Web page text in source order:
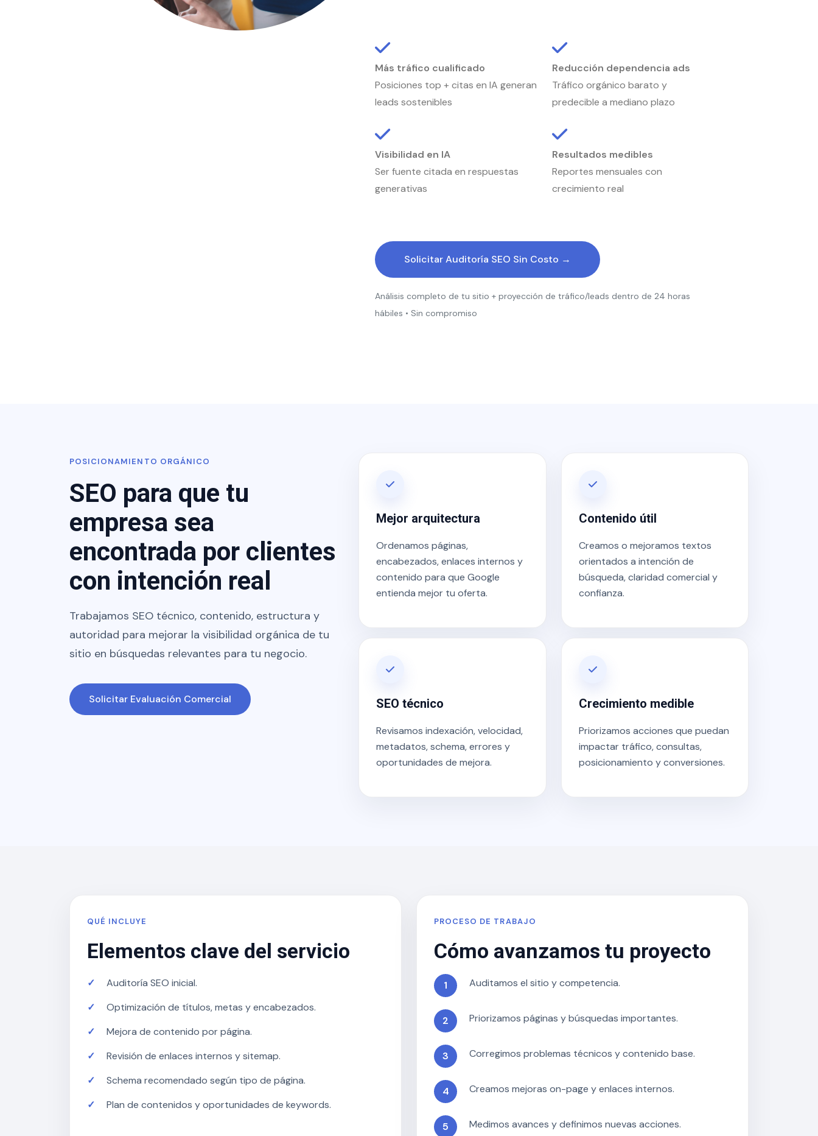
Más tráfico cualificado
Posiciones top + citas en IA generan
leads sostenibles
Reducción dependencia ads
Tráfico orgánico barato y
predecible a mediano plazo
Visibilidad en IA
Ser fuente citada en respuestas
generativas
Resultados medibles
Reportes mensuales con
crecimiento real
Solicitar Auditoría SEO Sin Costo →
Análisis completo de tu sitio + proyección de tráfico/leads dentro de 24 horas
hábiles • Sin compromiso
POSICIONAMIENTO ORGÁNICO
SEO para que tu
empresa sea
encontrada por clientes
con intención real
Trabajamos SEO técnico, contenido, estructura y
autoridad para mejorar la visibilidad orgánica de tu
sitio en búsquedas relevantes para tu negocio.
Solicitar Evaluación Comercial
Mejor arquitectura
Ordenamos páginas,
encabezados, enlaces internos y
contenido para que Google
entienda mejor tu oferta.
Contenido útil
Creamos o mejoramos textos
orientados a intención de
búsqueda, claridad comercial y
confianza.
SEO técnico
Revisamos indexación, velocidad,
metadatos, schema, errores y
oportunidades de mejora.
Crecimiento medible
Priorizamos acciones que puedan
impactar tráfico, consultas,
posicionamiento y conversiones.
QUÉ INCLUYE
Elementos clave del servicio
Auditoría SEO inicial.
Optimización de títulos, metas y encabezados.
Mejora de contenido por página.
Revisión de enlaces internos y sitemap.
Schema recomendado según tipo de página.
Plan de contenidos y oportunidades de keywords.
PROCESO DE TRABAJO
Cómo avanzamos tu proyecto
Auditamos el sitio y competencia.
Priorizamos páginas y búsquedas importantes.
Corregimos problemas técnicos y contenido base.
Creamos mejoras on-page y enlaces internos.
Medimos avances y definimos nuevas acciones.